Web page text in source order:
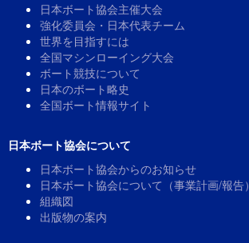
日本ボート協会主催大会
強化委員会・日本代表チーム
世界を目指すには
全国マシンローイング大会
ボート競技について
日本のボート略史
全国ボート情報サイト
日本ボート協会について
日本ボート協会からのお知らせ
日本ボート協会について（事業計画/報告）
組織図
出版物の案内